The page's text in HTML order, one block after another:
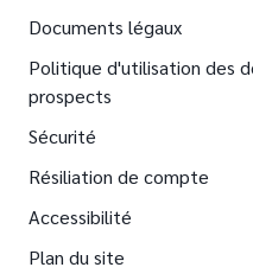
Documents légaux
Politique d'utilisation des
prospects
Sécurité
Résiliation de compte
Accessibilité
Plan du site